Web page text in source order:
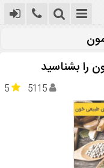
را بشناسید
5 5115